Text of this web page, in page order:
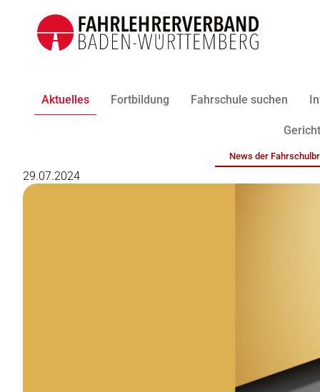
Aktuelles Fortbildung Fahrschule suchen
News der
29.07.2024